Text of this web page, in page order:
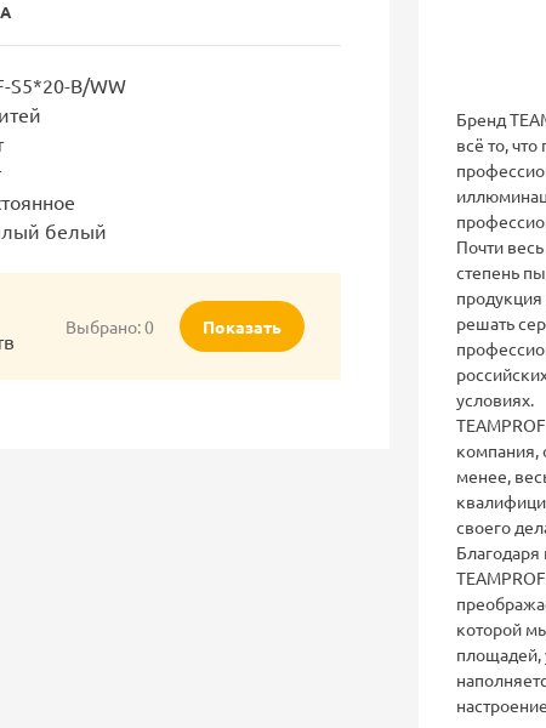
S5*20-B/WW
белый
Выбрано:0 Показать
Бренд
всё то, что
Почти
степень
решать
условиях.
компания,
менее,
своего
Благодаря
которой
площадей,